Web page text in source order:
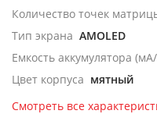
Количество точек
Тип экрана AMOLED
Емкость аккумулятора
Цвет корпуса мятный
Смотреть все